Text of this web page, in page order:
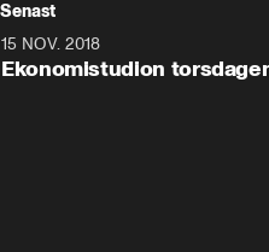
Senast
15 NOV. 2018
Ekonomistudion